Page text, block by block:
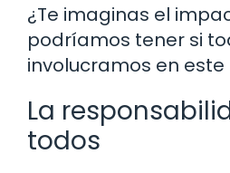
¿Te imaginas el
podríamos tener si
involucramos en este
La
todos